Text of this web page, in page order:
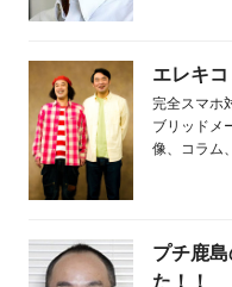
エレキ
完全スマホ
ブリッドメ
像、コラム
プチ鹿
た！！